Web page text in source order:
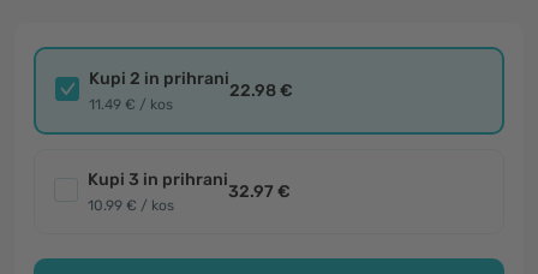
Kupi 2 in prihrani
11.49 € / kos
22.98 €
Kupi 3 in prihrani
10.99 € / kos
32.97 €